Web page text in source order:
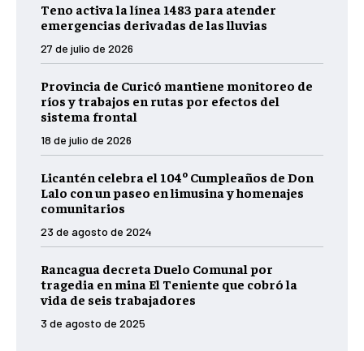
Teno activa la línea 1483 para atender
emergencias derivadas de las lluvias
27 de julio de 2026
Provincia de Curicó mantiene monitoreo de
ríos y trabajos en rutas por efectos del
sistema frontal
18 de julio de 2026
Licantén celebra el 104º Cumpleaños de Don
Lalo con un paseo en limusina y homenajes
comunitarios
23 de agosto de 2024
Rancagua decreta Duelo Comunal por
tragedia en mina El Teniente que cobró la
vida de seis trabajadores
3 de agosto de 2025